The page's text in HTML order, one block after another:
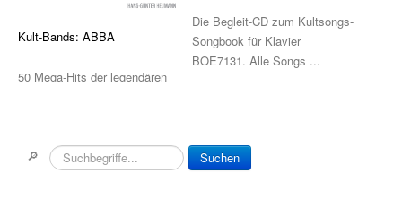
Peermusic
Kult-Bands: ABBA
50 Mega-Hits der legendären
Die Begleit-CD zum Kultsongs-
Songbook für Klavier
BOE7131. Alle Songs ...
🔎 Suchen